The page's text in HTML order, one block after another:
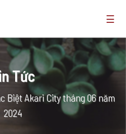
☰
Tức
Biệt Akari City tháng 06 năm
2024